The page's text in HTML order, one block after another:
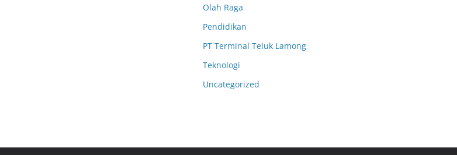
Olah Raga
Pendidikan
PT Terminal Teluk Lamong
Teknologi
Uncategorized